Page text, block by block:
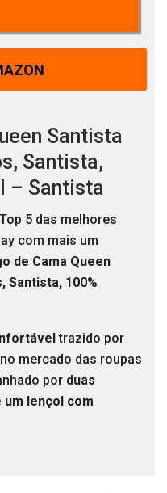
Santista
Santista,
– Santista
5 das melhores
com mais um
de Cama Queen
Santista, 100%
trazido por
mercado das roupas
por duas
um lençol com